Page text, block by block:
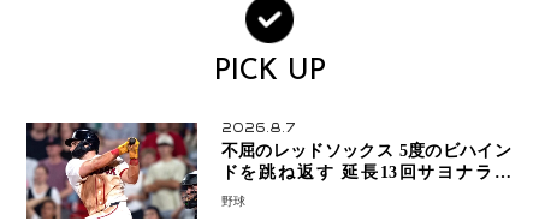
PICK UP
2026.8.7
不屈のレッドソックス 5度のビハイン
ドを跳ね返す 延長13回サヨナラ勝
ち 吉田正尚選手も2安打1打点で貢献 4
野球